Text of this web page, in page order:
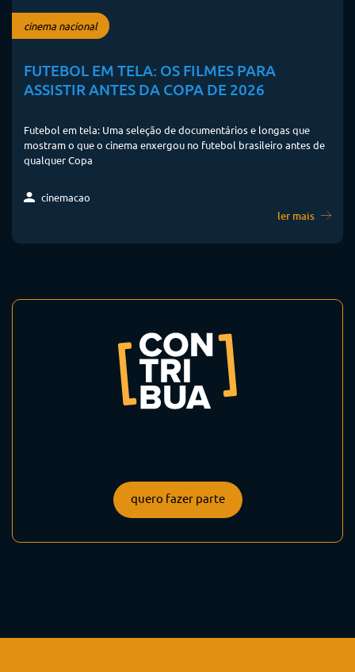
cinema nacional
FUTEBOL EM TELA: OS FILMES PARA
ASSISTIR ANTES DA COPA DE 2026
Futebol em tela: Uma seleção de documentários e longas que
mostram o que o cinema enxergou no futebol brasileiro antes de
qualquer Copa
cinemacao
ler mais
quero fazer parte